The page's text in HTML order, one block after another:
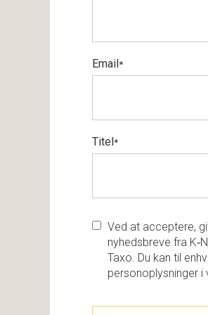
Email*
Titel*
Ved at acceptere,
nyhedsbreve fra
Taxo. Du kan til
personoplysninger